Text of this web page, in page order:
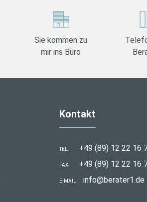
Sie kommen zu
mir ins Büro
Kontakt
TEL. +49 (89) 12 22 16
FAX +49 (89) 12 22 16
E-MAIL info@berater1.de